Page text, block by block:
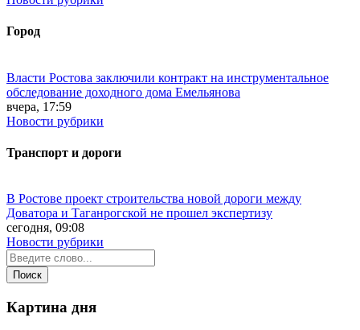
Город
Власти Ростова заключили контракт на инструментальное
обследование доходного дома Емельянова
вчера, 17:59
Новости рубрики
Транспорт и дороги
В Ростове проект строительства новой дороги между
Доватора и Таганрогской не прошел экспертизу
сегодня, 09:08
Новости рубрики
Картина дня